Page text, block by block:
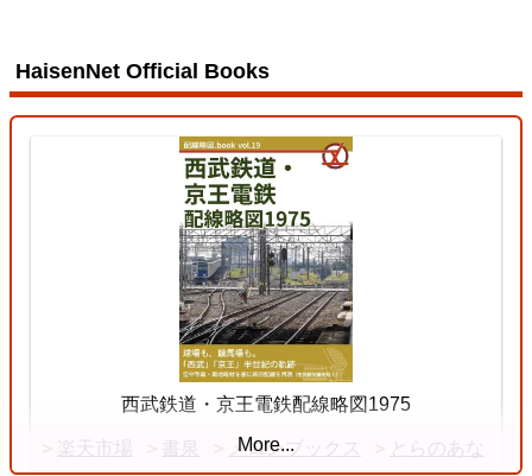
HaisenNet Official Books
西武鉄道・京王電鉄配線略図1975
楽天市場 書泉 メロンブックス とらのあな
More...